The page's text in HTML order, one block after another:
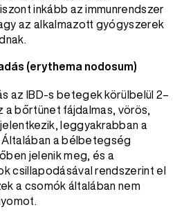
inkább az immunrendszer
az alkalmazott gyógyszerek
(erythema nodosum)
az IBD-s betegek körülbelül 2–
a bőrtünet fájdalmas, vörös,
leggyakrabban a
a bélbetegség
jelenik meg, és a
csillapodásával rendszerint el
a csomók általában nem